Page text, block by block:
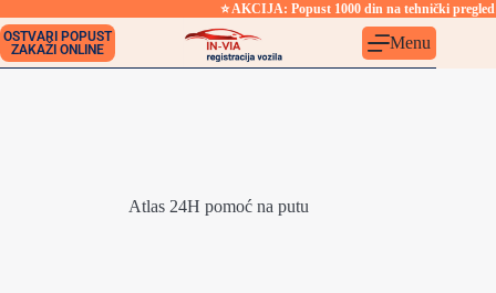
⭐ AKCIJA: Popust 1000 din na tehnički pregled za
OSTVARI POPUST
ZAKAŽI ONLINE
Menu
Atlas 24H pomoć na putu